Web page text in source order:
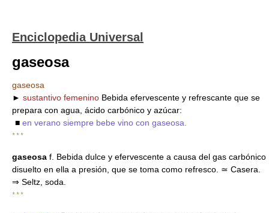
Enciclopedia Universal
gaseosa
gaseosa
► sustantivo femenino Bebida efervescente y refrescante que se
prepara con agua, ácido carbónico y azúcar:
■ en verano siempre bebe vino con gaseosa.
* * *
gaseosa f. Bebida dulce y efervescente a causa del gas carbónico
disuelto en ella a presión, que se toma como refresco. ≃ Casera.
⇒ Seltz, soda.
* * *